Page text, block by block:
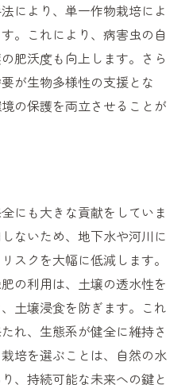
により、単一作物栽培によ
。これにより、病害虫の自
肥沃度も向上します。さら
が生物多様性の支援とな
の保護を両立させることが
にも大きな貢献をしていま
ないため、地下水や河川に
スクを大幅に低減します。
の利用は、土壌の透水性を
土壌浸食を防ぎます。これ
れ、生態系が健全に維持さ
培を選ぶことは、自然の水
、持続可能な未来への鍵と